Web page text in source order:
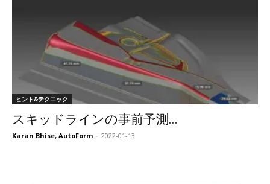
ヒント&テクニック
スキッドラインの事前予測...
Karan Bhise, AutoForm - 2022-01-13